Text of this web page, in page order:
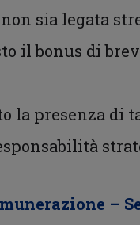
non sia legata
il bonus di
la presenza di
–